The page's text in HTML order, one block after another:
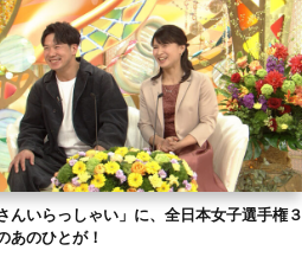
んいらっしゃい」に、全日本女子選手権３
あのひとが！